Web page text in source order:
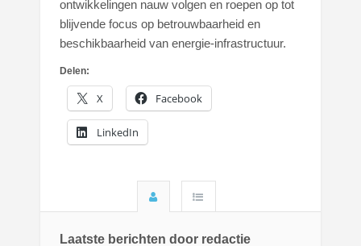
ontwikkelingen nauw volgen en roepen op tot
blijvende focus op betrouwbaarheid en
beschikbaarheid van energie-infrastructuur.
Delen:
X Facebook
LinkedIn
Laatste berichten door redactie